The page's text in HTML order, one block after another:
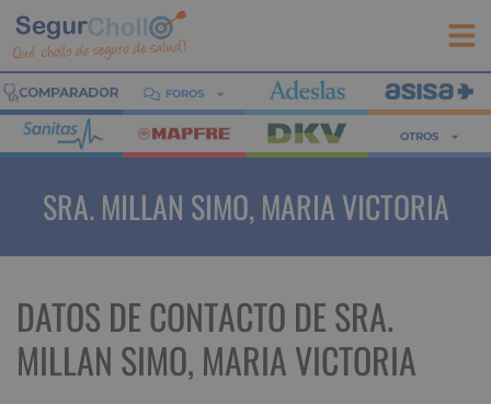
FOROS
OTROS
SRA. MILLAN SIMO, MARIA VICTORIA
DATOS DE CONTACTO DE SRA.
MILLAN SIMO, MARIA VICTORIA